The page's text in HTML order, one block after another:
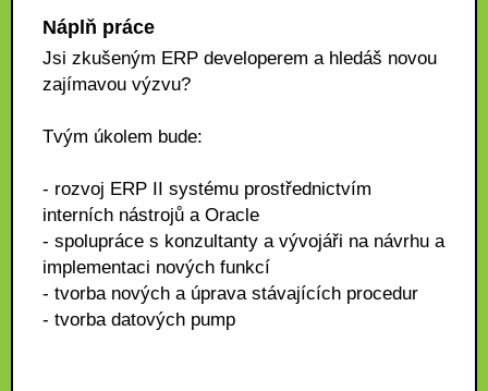
Náplň práce
Jsi zkušeným ERP developerem a hledáš novou
zajímavou výzvu?
Tvým úkolem bude:
- rozvoj ERP II systému prostřednictvím
interních nástrojů a Oracle
- spolupráce s konzultanty a vývojáři na návrhu a
implementaci nových funkcí
- tvorba nových a úprava stávajících procedur
- tvorba datových pump